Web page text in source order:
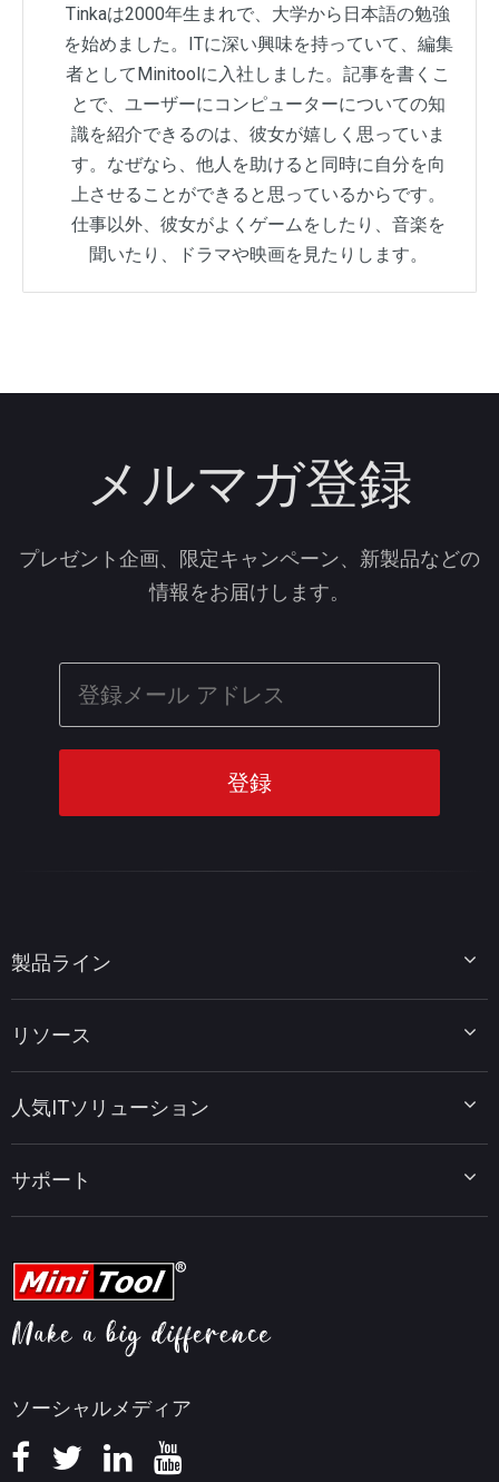
Tinkaは2000年生まれで、大学から日本語の勉強
を始めました。ITに深い興味を持っていて、編集
者としてMinitoolに入社しました。記事を書くこ
とで、ユーザーにコンピューターについての知
識を紹介できるのは、彼女が嬉しく思っていま
す。なぜなら、他人を助けると同時に自分を向
上させることができると思っているからです。
仕事以外、彼女がよくゲームをしたり、音楽を
聞いたり、ドラマや映画を見たりします。
メルマガ登録
プレゼント企画、限定キャンペーン、新製品などの
情報をお届けします。
ソーシャルメディア
製品ライン
MiniTool Power Data Recovery
MiniTool PDF Editor
MiniTool MovieMaker
MiniTool uTube Downloader
リソース
データ復元ヒント
PDF編集ヒント
動画編集ヒント
ビデオ変換ヒント
画面録画ヒント
知識ベース
人気ITソリューション
MiniTool ニュースセンター
サポート
ヘルプ